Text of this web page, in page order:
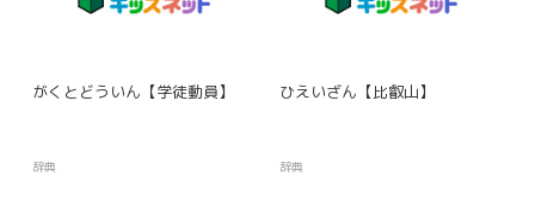
がくとどういん【学徒動員】
辞典
ひえいざん【比叡山】
辞典